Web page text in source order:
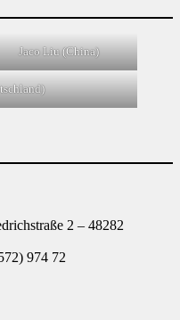
Jaco Liu (China)
2 – 48282
974 72